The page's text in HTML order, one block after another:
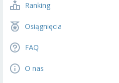
Ranking
Osiągnięcia
FAQ
O nas